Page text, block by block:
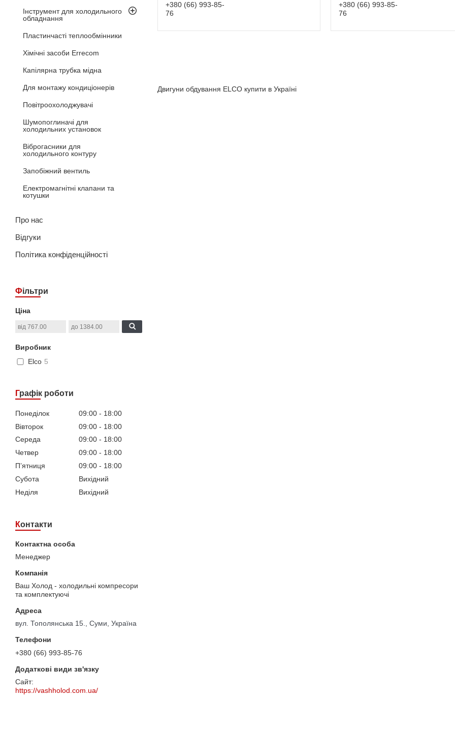
Інструмент для холодильного
обладнання
Пластинчасті теплообмінники
Хімічні засоби Errecom
Капілярна трубка мідна
Для монтажу кондиціонерів
Повітроохолоджувачі
Шумопоглиначі для
холодильних установок
Віброгасники для
холодильного контуру
Запобіжний вентиль
Електромагнітні клапани та
котушки
Про нас
Відгуки
Політика конфіденційності
Фільтри
Ціна
Виробник
Elco 5
Графік роботи
Понеділок 09:00
18:00
Вівторок
09:00
18:00
Середа
09:00
18:00
Четвер
09:00
18:00
Пʼятниця
09:00
18:00
Субота
Вихідний
Неділя
Вихідний
Контакти
Менеджер
Ваш Холод - холодильні компресори
та комплектуючі
вул. Тополянська 15., Суми, Україна
+380 (66) 993-85-76
https://vashholod.com.ua/
+380 (66) 993-85-
76
+380 (66) 993-85-
76
Двигуни обдування ELCO купити в Україні